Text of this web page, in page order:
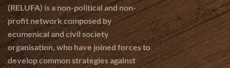
(RELUFA) is a non-political and non-
profit network composed by
ecumenical and civil society
organisation, who have joined forces to
develop common strategies against